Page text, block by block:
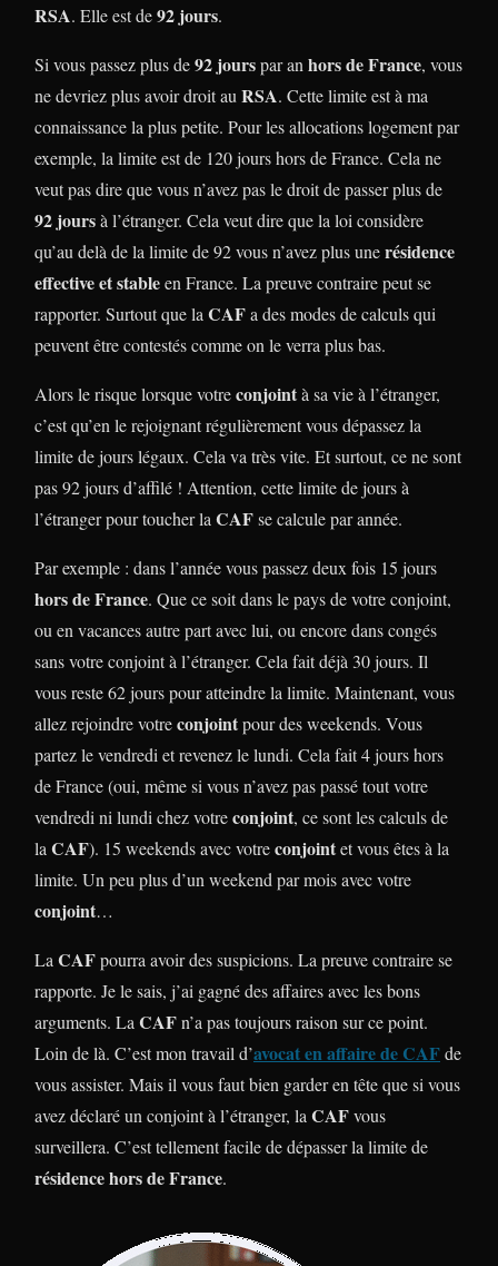
RSA. Elle est de92 jours.
Si vous passez plus de92 jourspar an hors de France, vous
ne devriez plus avoir droit au RSA. Cette limite est à ma
connaissance la plus petite. Pour les allocations logement par
exemple, la limite est de 120 jours hors de France. Cela ne
veut pas dire que vous n’avez pas le droit de passer plus de
92 joursà l’étranger. Cela veut dire que la loi considère
qu’au delà de la limite de 92 vous n’avez plus unerésidence
effective et stableen France. La preuve contraire peut se
rapporter. Surtout que la CAFa des modes de calculs qui
peuvent être contestés comme on le verra plus bas.
Alors le risque lorsque votreconjointà sa vie à l’étranger,
c’est qu’en le rejoignant régulièrement vous dépassez la
limite de jours légaux. Cela va très vite. Et surtout, ce ne sont
pas 92 jours d’affilé ! Attention, cette limite de jours à
l’étranger pour toucher la CAFse calcule par année.
Par exemple : dans l’année vous passez deux fois 15 jours
hors de France. Que ce soit dans le pays de votre conjoint,
ou en vacances autre part avec lui, ou encore dans congés
sans votre conjoint à l’étranger. Cela fait déjà 30 jours. Il
vous reste 62 jours pour atteindre la limite. Maintenant, vous
allez rejoindre votreconjointpour des weekends. Vous
partez le vendredi et revenez le lundi. Cela fait 4 jours hors
de France (oui, même si vous n’avez pas passé tout votre
vendredi ni lundi chez votreconjoint, ce sont les calculs de
la CAF). 15 weekends avec votreconjointet vous êtes à la
limite. Un peu plus d’un weekend par mois avec votre
conjoint…
La CAFpourra avoir des suspicions. La preuve contraire se
rapporte. Je le sais, j’ai gagné des affaires avec les bons
arguments. La CAFn’a pas toujours raison sur ce point.
Loin de là. C’est mon travail d’avocat en affaire de CAFde
vous assister. Mais il vous faut bien garder en tête que si vous
avez déclaré un conjoint à l’étranger, la CAFvous
surveillera. C’est tellement facile de dépasser la limite de
résidence hors de France.